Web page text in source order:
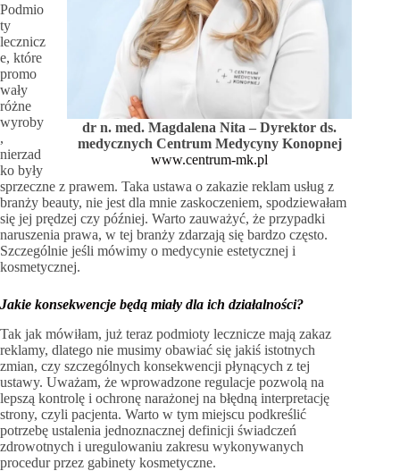
dr n. med. Magdalena Nita – Dyrektor ds.
medycznych Centrum Medycyny Konopnej
www.centrum-mk.pl
Podmio
ty
lecznicz
e, które
promo
wały
różne
wyroby
,
nierzad
ko były
sprzeczne z prawem. Taka ustawa o zakazie reklam usług z
branży beauty, nie jest dla mnie zaskoczeniem, spodziewałam
się jej prędzej czy później. Warto zauważyć, że przypadki
naruszenia prawa, w tej branży zdarzają się bardzo często.
Szczególnie jeśli mówimy o medycynie estetycznej i
kosmetycznej.
Jakie konsekwencje będą miały dla ich działalności?
Tak jak mówiłam, już teraz podmioty lecznicze mają zakaz
reklamy, dlatego nie musimy obawiać się jakiś istotnych
zmian, czy szczególnych konsekwencji płynących z tej
ustawy. Uważam, że wprowadzone regulacje pozwolą na
lepszą kontrolę i ochronę narażonej na błędną interpretację
strony, czyli pacjenta. Warto w tym miejscu podkreślić
potrzebę ustalenia jednoznacznej definicji świadczeń
zdrowotnych i uregulowaniu zakresu wykonywanych
procedur przez gabinety kosmetyczne.